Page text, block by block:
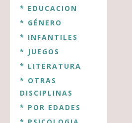
* EDUCACION
* GÉNERO
* INFANTILES
* JUEGOS
* LITERATURA
* OTRAS
DISCIPLINAS
* POR EDADES